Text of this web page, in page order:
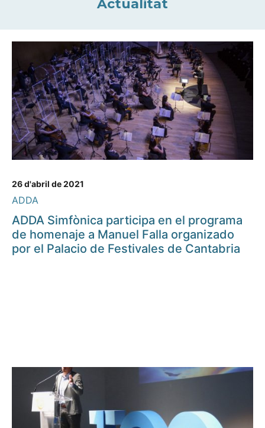
Actualitat
26 d'abril de 2021
ADDA
ADDA Simfònica participa en el programa
de homenaje a Manuel Falla organizado
por el Palacio de Festivales de Cantabria